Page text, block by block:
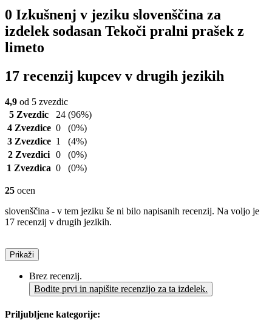
0 Izkušnenj v jeziku slovenščina za
izdelek sodasan Tekoči pralni prašek z
limeto
17 recenzij kupcev v drugih jezikih
4,9 od 5 zvezdic
5 Zvezdic
24 (96%)
4 Zvezdice 0
(0%)
3 Zvezdice 1
(4%)
2 Zvezdici 0
(0%)
1 Zvezdica 0 (0%)
25 ocen
slovenščina - v tem jeziku še ni bilo napisanih recenzij. Na voljo je
17 recenzij v drugih jezikih.
Prikaži
Brez recenzij.
Bodite prvi in napišite recenzijo za ta izdelek.
Priljubljene kategorije: